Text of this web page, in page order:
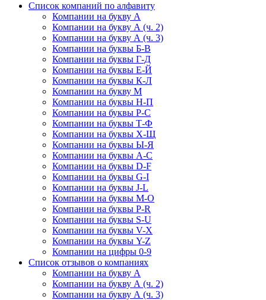
Список компаний по алфавиту
Компании на букву А
Компании на букву А (ч. 2)
Компании на букву А (ч. 3)
Компании на буквы Б-В
Компании на буквы Г-Д
Компании на буквы Е-Й
Компании на буквы К-Л
Компании на букву М
Компании на буквы Н-П
Компании на буквы Р-С
Компании на буквы Т-Ф
Компании на буквы Х-Щ
Компании на буквы Ы-Я
Компании на буквы A-C
Компании на буквы D-F
Компании на буквы G-I
Компании на буквы J-L
Компании на буквы M-O
Компании на буквы P-R
Компании на буквы S-U
Компании на буквы V-X
Компании на буквы Y-Z
Компании на цифры 0-9
Список отзывов о компаниях
Компании на букву А
Компании на букву А (ч. 2)
Компании на букву А (ч. 3)